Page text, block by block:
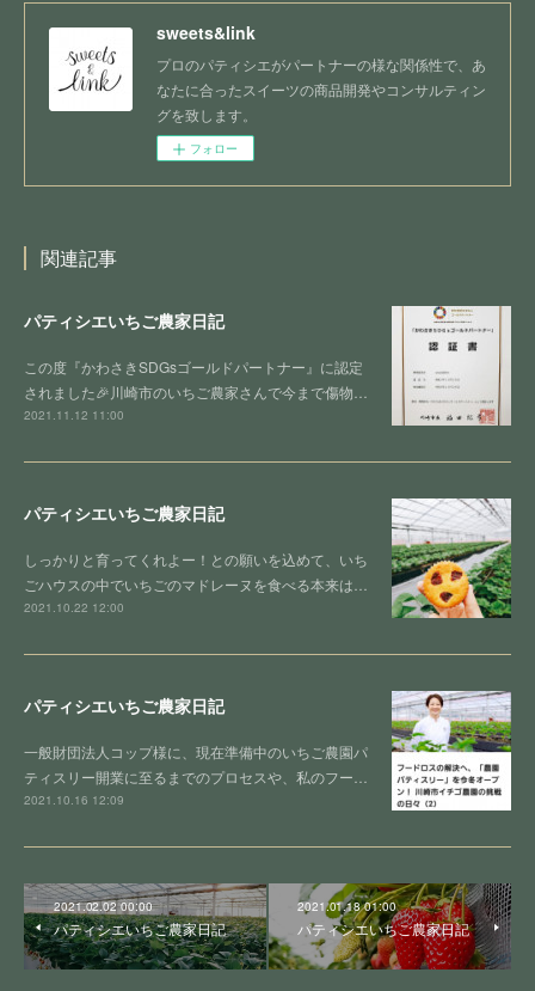
sweets&link
プロのパティシエがパートナーの様な関係性で、あ
なたに合ったスイーツの商品開発やコンサルティン
グを致します。
フォロー
関連記事
パティシエいちご農家日記
この度『かわさきSDGsゴールドパートナー』に認定
されました🎉川崎市のいちご農家さんで今まで傷物…
2021.11.12 11:00
パティシエいちご農家日記
しっかりと育ってくれよー！との願いを込めて、いち
ごハウスの中でいちごのマドレーヌを食べる本来は…
2021.10.22 12:00
パティシエいちご農家日記
一般財団法人コップ様に、現在準備中のいちご農園パ
ティスリー開業に至るまでのプロセスや、私のフー…
2021.10.16 12:09
2021.02.02 00:00
パティシエいちご農家日記
2021.01.18 01:00
パティシエいちご農家日記